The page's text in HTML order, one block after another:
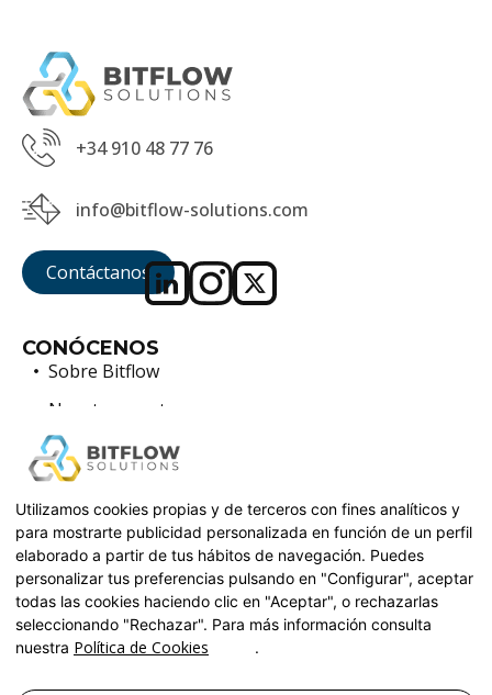
+34 910 48 77 76
info@bitflow-solutions.com
CONÓCENOS
Sobre Bitflow
Nuestros partners
Sostenibilidad
BLOG
PREGUNTAS FRECUENTES
TRABAJA CON NOSOTROS
SERVICIOS
Desarrollo de software a medida
Automatización y DevOps
Soluciones Cloud e inteligencia artificial
Contáctanos
Utilizamos cookies propias y de terceros con fines analíticos y
para mostrarte publicidad personalizada en función de un perfil
elaborado a partir de tus hábitos de navegación. Puedes
personalizar tus preferencias pulsando en "Configurar", aceptar
todas las cookies haciendo clic en "Aceptar", o rechazarlas
seleccionando "Rechazar". Para más información consulta
nuestra Política de Cookies .